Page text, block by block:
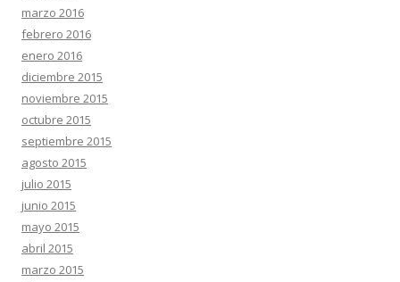
marzo 2016
febrero 2016
enero 2016
diciembre 2015
noviembre 2015
octubre 2015
septiembre 2015
agosto 2015
julio 2015
junio 2015
mayo 2015
abril 2015
marzo 2015